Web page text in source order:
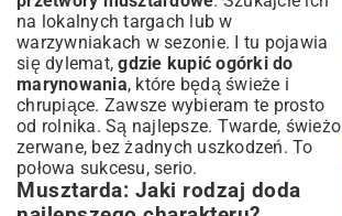
na lokalnych targach lub w
warzywniakach w sezonie. I tu pojawia
się dylemat,gdzie kupić ogórki do
marynowania, które będą świeże i
chrupiące. Zawsze wybieram te prosto
od rolnika. Są najlepsze. Twarde, świeżo
zerwane, bez żadnych uszkodzeń. To
połowa sukcesu, serio.
Musztarda: Jaki rodzaj doda